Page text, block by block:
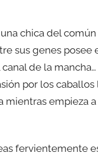
chica del
sus genes
de la
por los
empieza
fervientemente